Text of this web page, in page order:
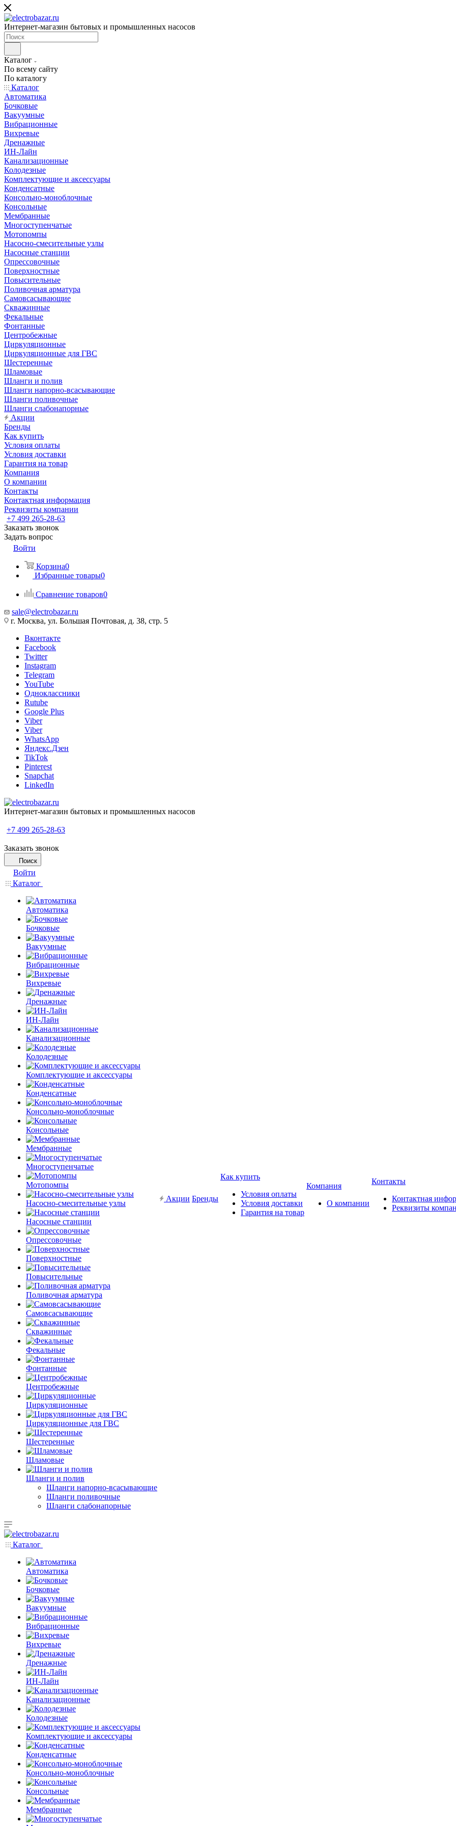
Интернет-магазин бытовых и промышленных насосов
Каталог
По всему сайту
По каталогу
Каталог
Автоматика
Бочковые
Вакуумные
Вибрационные
Вихревые
Дренажные
ИН-Лайн
Канализационные
Колодезные
Комплектующие и аксессуары
Конденсатные
Консольно-моноблочные
Консольные
Мембранные
Многоступенчатые
Мотопомпы
Насосно-смесительные узлы
Насосные станции
Опрессовочные
Поверхностные
Повысительные
Поливочная арматура
Самовсасывающие
Скважинные
Фекальные
Фонтанные
Центробежные
Циркуляционные
Циркуляционные для ГВС
Шестеренные
Шламовые
Шланги и полив
Шланги напорно-всасывающие
Шланги поливочные
Шланги слабонапорные
Акции
Бренды
Как купить
Условия оплаты
Условия доставки
Гарантия на товар
Компания
О компании
Контакты
Контактная информация
Реквизиты компании
+7 499 265-28-63
Заказать звонок
Задать вопрос
Войти
Корзина0
Избранные товары0
Сравнение товаров0
sale@electrobazar.ru
г. Москва, ул. Большая Почтовая, д. 38, стр. 5
Вконтакте
Facebook
Twitter
Instagram
Telegram
YouTube
Одноклассники
Rutube
Google Plus
Viber
Viber
WhatsApp
Яндекс.Дзен
TikTok
Pinterest
Snapchat
LinkedIn
Интернет-магазин бытовых и промышленных насосов
+7 499 265-28-63
Заказать звонок
Поиск
Войти
Каталог
Автоматика
Бочковые
Вакуумные
Вибрационные
Вихревые
Дренажные
ИН-Лайн
Канализационные
Колодезные
Комплектующие и аксессуары
Конденсатные
Консольно-моноблочные
Консольные
Мембранные
Многоступенчатые
Мотопомпы
Насосно-смесительные узлы
Насосные станции
Опрессовочные
Поверхностные
Повысительные
Поливочная арматура
Самовсасывающие
Скважинные
Фекальные
Фонтанные
Центробежные
Циркуляционные
Циркуляционные для ГВС
Шестеренные
Шламовые
Шланги и полив
Шланги напорно-всасывающие
Шланги поливочные
Шланги слабонапорные
Акции Бренды
Как купить
Условия оплаты
Условия доставки
Гарантия на товар
Компания
О компании
Контакты
Контактная
Реквизиты
Каталог
Автоматика
Бочковые
Вакуумные
Вибрационные
Вихревые
Дренажные
ИН-Лайн
Канализационные
Колодезные
Комплектующие и аксессуары
Конденсатные
Консольно-моноблочные
Консольные
Мембранные